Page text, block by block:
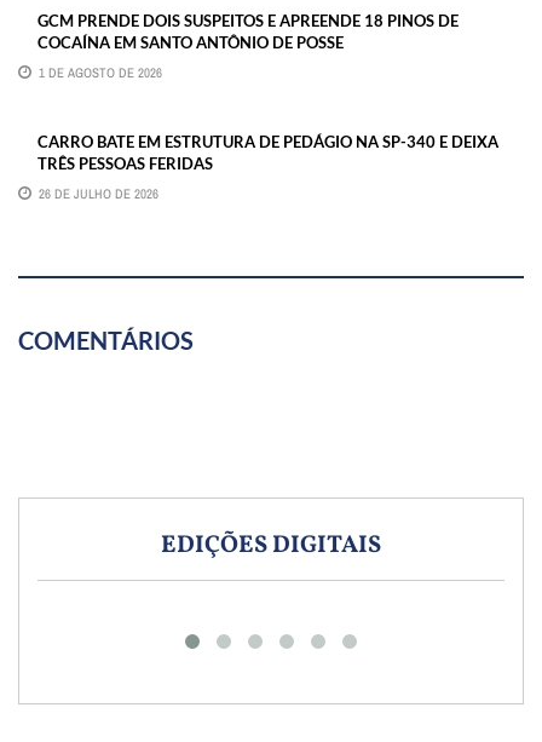
GCM PRENDE DOIS SUSPEITOS E APREENDE 18 PINOS DE
COCAÍNA EM SANTO ANTÔNIO DE POSSE
1 DE AGOSTO DE 2026
CARRO BATE EM ESTRUTURA DE PEDÁGIO NA SP-340 E DEIXA
TRÊS PESSOAS FERIDAS
26 DE JULHO DE 2026
COMENTÁRIOS
EDIÇÕES DIGITAIS